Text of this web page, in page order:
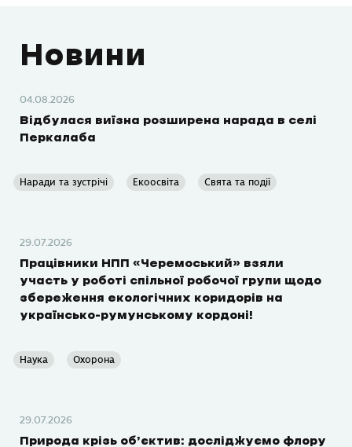
Новини
04.08.2026
Відбулася виїзна розширена нарада в селі
Перкалаба
Наради та зустрічі Екоосвіта Свята та події
29.07.2026
Працівники НПП «Черемоський» взяли
участь у роботі спільної робочої групи щодо
збереження екологічних коридорів на
українсько-румунському кордоні!
Наука Охорона
29.07.2026
Природа крізь об’єктив: досліджуємо флору